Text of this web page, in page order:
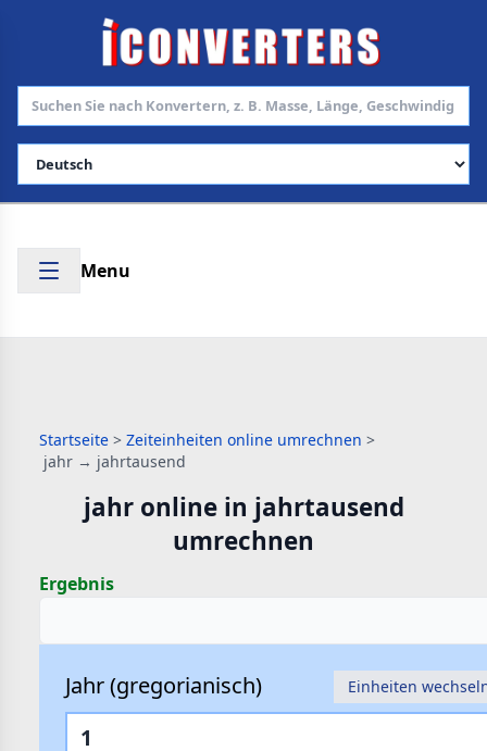
Sprache auswählen
Menu
Startseite > Zeiteinheiten online umrechnen >
jahr → jahrtausend
jahr online in jahrtausend
umrechnen
Ergebnis
Jahr (gregorianisch) Einheiten